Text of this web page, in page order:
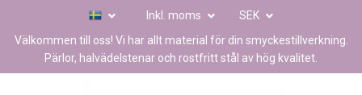
Inkl. moms
SEK
Välkommen till oss! Vi har allt material för din smyckestillverkning.
Pärlor, halvädelstenar och rostfritt stål av hög kvalitet.